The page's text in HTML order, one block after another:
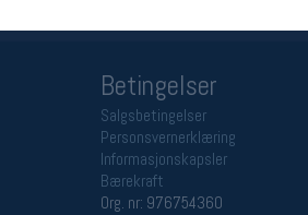
Betingelser
Salgsbetingelser
Personsvernerklæring
Informasjonskapsler
Bærekraft
Org. nr: 976754360